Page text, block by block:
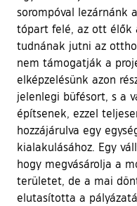
sorompóval lezárnánk
tópart felé, az ott élők
tudnának jutni az
nem támogatják a
elképzelésünk azon
jelenlegi büfésort, s a
építsenek, ezzel
hozzájárulva egy
kialakulásához. Egy
hogy megvásárolja a
területet, de a mai
elutasította a